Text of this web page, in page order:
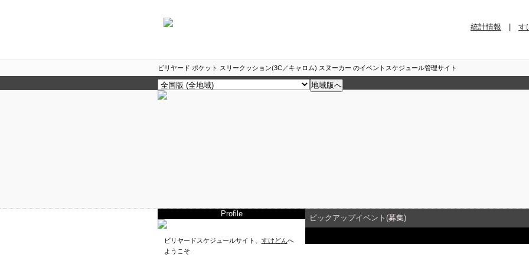
統計情報 | す
ビリヤード ポケット スリークッション(3C／キャロム) スヌーカー のイベントスケジュール管理サイト
Profile
ビリヤードスケジュールサイト、 すけどんへ
ようこそ
ピックアップイベント(募集)